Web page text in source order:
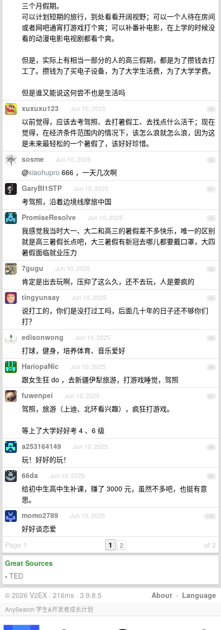
三个月假期。
可以计划短期的旅行，到处看看开阔视野；可以一个人待在房间
或者网吧通宵打游戏打个爽；可以补番补电影，在上学的时候没
看的动漫电影电视剧都看个爽。
但是，实际上有相当一部分的人的高三假期，都是为了攒钱去打
工了。攒钱为了买电子设备，为了大学生活费，为了大学学费。
但是谁又能说这何尝不也是生活吗
89
xuxuxu123 Jun 10, 2025
以前觉得，应该去考驾照、去打暑假工、去找点什么活干；现在
觉得，在经济条件范围内的情况下，该怎么浪就怎么浪，因为这
是未来最轻松的一个暑假了，该好好珍惜。
90
sosme Jun 10, 2025
@xiaohupro 666 ，一天几次啊
91
GaryBI1STP Jun 10, 2025
考驾照，沿着边境线摩旅中国
92
PromiseResolve Jun 10, 2025
我感觉我当时大一、大二和高三的暑假差不多快乐，唯一的区别
就是高三暑假长点吧，大三暑假有新冠去哪儿都要戴口罩，大四
暑假面临就业压力
93
7gugu Jun 10, 2025
肯定是出去玩啊，压抑了这么久，还不去玩，人是要疯的
94
tingyunsay Jun 10, 2025
说打工的，你们是没打过工吗，后面几十年的日子还不够你们
打？
95
edisonwong Jun 10, 2025
打球，健身，培养体育、音乐爱好
96
HariopaNic Jun 10, 2025
跟女生狂 do ，去新疆伊犁旅游，打游戏睡觉，驾照
97
fuwenpei Jun 10, 2025
驾照，旅游（上迪、北环看兴趣），疯狂打游戏。
等上了大学好好考 4 、6 级
98
a253164149 Jun 10, 2025
玩！好好的玩！
99
66da Jun 10, 2025
给初中生高中生补课，赚了 3000 元，虽然不多吧，也挺有意
思。
100
momo2789 Jun 10, 2025
好好谈恋爱
Page 1
of 2
1 2
Great Sources
› TED
About · Language
© 2026 V2EX · 216ms · 3.9.8.5
AnySearch 学生&开发者成长计划